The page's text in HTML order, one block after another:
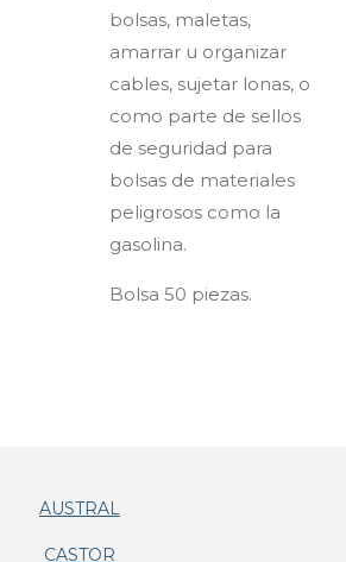
bolsas, maletas,
amarrar u organizar
cables, sujetar lonas, o
como parte de sellos
de seguridad para
bolsas de materiales
peligrosos como la
gasolina.
Bolsa 50 piezas.
AUSTRAL
CASTOR